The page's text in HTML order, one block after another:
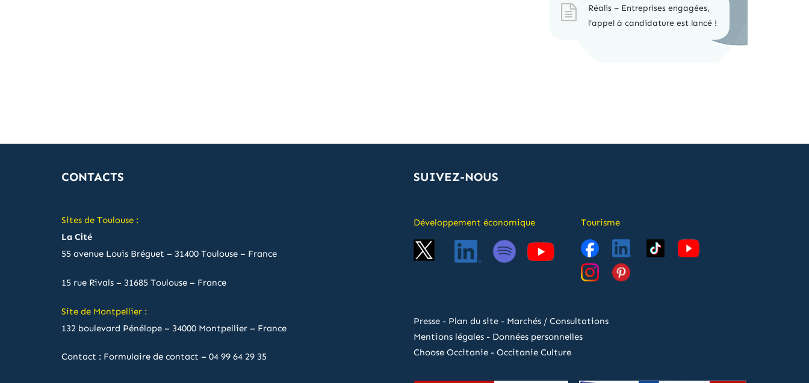
Réalis – Entreprises engagées,
l’appel à candidature est lancé !
CONTACTS
Sites de Toulouse :
La Cité
55 avenue Louis Bréguet – 31400 Toulouse – France
15 rue Rivals – 31685 Toulouse – France
Site de Montpellier :
132 boulevard Pénélope – 34000 Montpellier – France
Contact : Formulaire de contact – 04 99 64 29 35
SUIVEZ-NOUS
Développement économique Tourisme
Presse - Plan du site - Marchés / Consultations
Mentions légales - Données personnelles
Choose Occitanie - Occitanie Culture